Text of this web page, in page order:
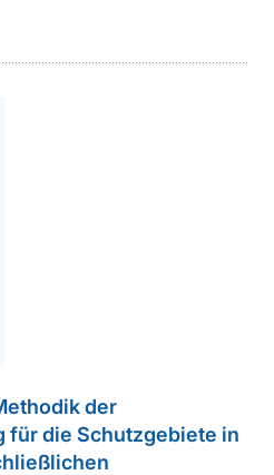
der
für die Schutzgebiete in